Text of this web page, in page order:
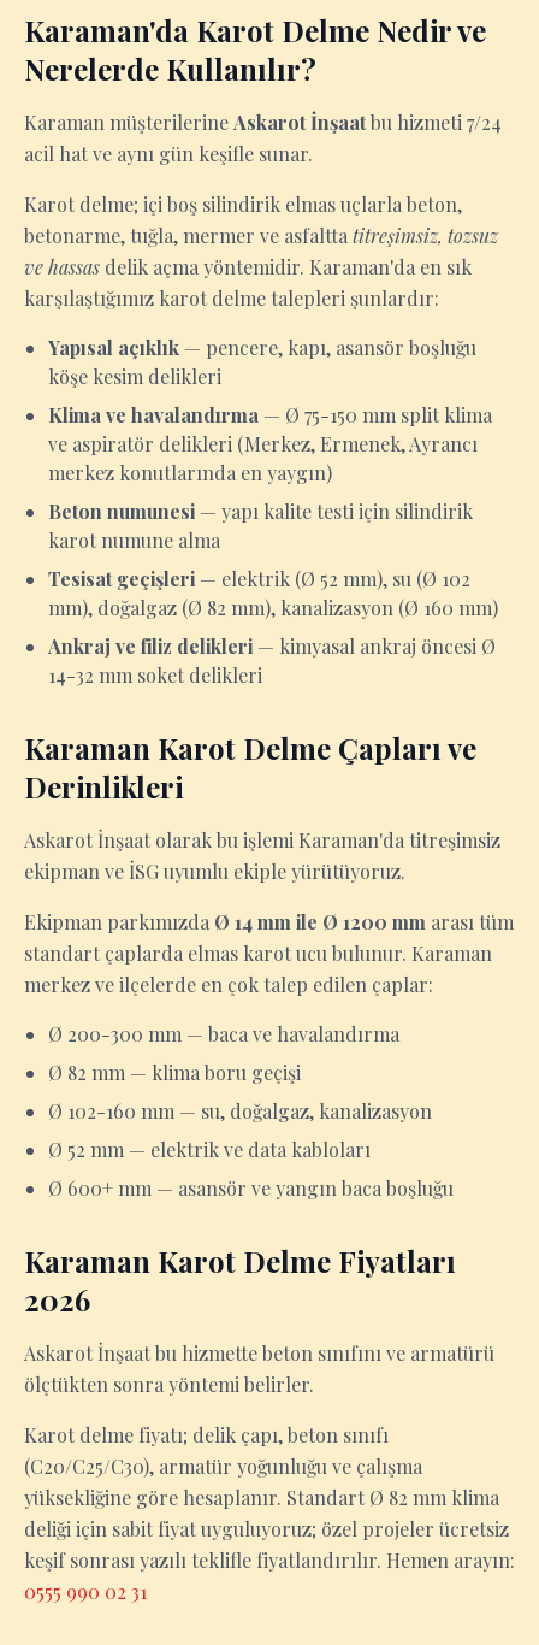
Karaman'da Karot Delme Nedir ve
Nerelerde Kullanılır?
Karaman müşterilerineAskarot İnşaatbu hizmeti 7/24
acil hat ve aynı gün keşifle sunar.
Karot delme; içi boş silindirik elmas uçlarla beton,
betonarme, tuğla, mermer ve asfaltta titreşimsiz, tozsuz
ve hassas delik açma yöntemidir. Karaman'da en sık
karşılaştığımız karot delme talepleri şunlardır:
Yapısal açıklık — pencere, kapı, asansör boşluğu
köşe kesim delikleri
Klima ve havalandırma — Ø 75-150 mm split klima
ve aspiratör delikleri (Merkez, Ermenek, Ayrancı
merkez konutlarında en yaygın)
Beton numunesi — yapı kalite testi için silindirik
karot numune alma
Tesisat geçişleri — elektrik (Ø 52 mm), su (Ø 102
mm), doğalgaz (Ø 82 mm), kanalizasyon (Ø 160 mm)
Ankraj ve filiz delikleri — kimyasal ankraj öncesi Ø
14-32 mm soket delikleri
Karaman Karot Delme Çapları ve
Derinlikleri
Askarot İnşaat olarak bu işlemi Karaman'da titreşimsiz
ekipman ve İSG uyumlu ekiple yürütüyoruz.
Ekipman parkımızda Ø 14 mm ile Ø 1200 mm arası tüm
standart çaplarda elmas karot ucu bulunur. Karaman
merkez ve ilçelerde en çok talep edilen çaplar:
Ø 200-300 mm — baca ve havalandırma
Ø 82 mm — klima boru geçişi
Ø 102-160 mm — su, doğalgaz, kanalizasyon
Ø 52 mm — elektrik ve data kabloları
Ø 600+ mm — asansör ve yangın baca boşluğu
Karaman Karot Delme Fiyatları
2026
Askarot İnşaat bu hizmette beton sınıfını ve armatürü
ölçtükten sonra yöntemi belirler.
Karot delme fiyatı; delik çapı, beton sınıfı
(C20/C25/C30), armatür yoğunluğu ve çalışma
yüksekliğine göre hesaplanır. Standart Ø 82 mm klima
deliği için sabit fiyat uyguluyoruz; özel projeler ücretsiz
keşif sonrası yazılı teklifle fiyatlandırılır. Hemen arayın:
0555 990 02 31